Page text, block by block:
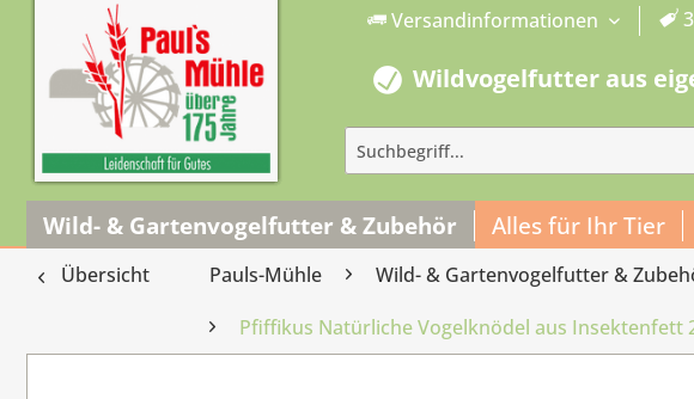
Versandinformationen
Wildvogelfutter aus
Wild- & Gartenvogelfutter & Zubehör Alles für Ihr Tier
Übersicht Pauls-Mühle Wild- & Gartenvogelfutter &
Pfiffikus Natürliche Vogelknödel aus Insektenfett